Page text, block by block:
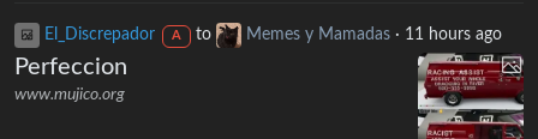
El_Discrepador A to Memes y Mamadas · 11 hours ago
Perfeccion
www.mujico.org